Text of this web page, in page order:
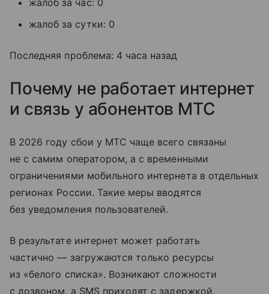
жалоб за час: 0
жалоб за сутки: 0
Последняя проблема: 4 часа назад
Почему не работает интернет
и связь у абонентов МТС
В 2026 году сбои у МТС чаще всего связаны
не с самим оператором, а с временными
ограничениями мобильного интернета в отдельных
регионах России. Такие меры вводятся
без уведомления пользователей.
В результате интернет может работать
частично — загружаются только ресурсы
из «белого списка». Возникают сложности
с дозвоном, а SMS приходят с задержкой.